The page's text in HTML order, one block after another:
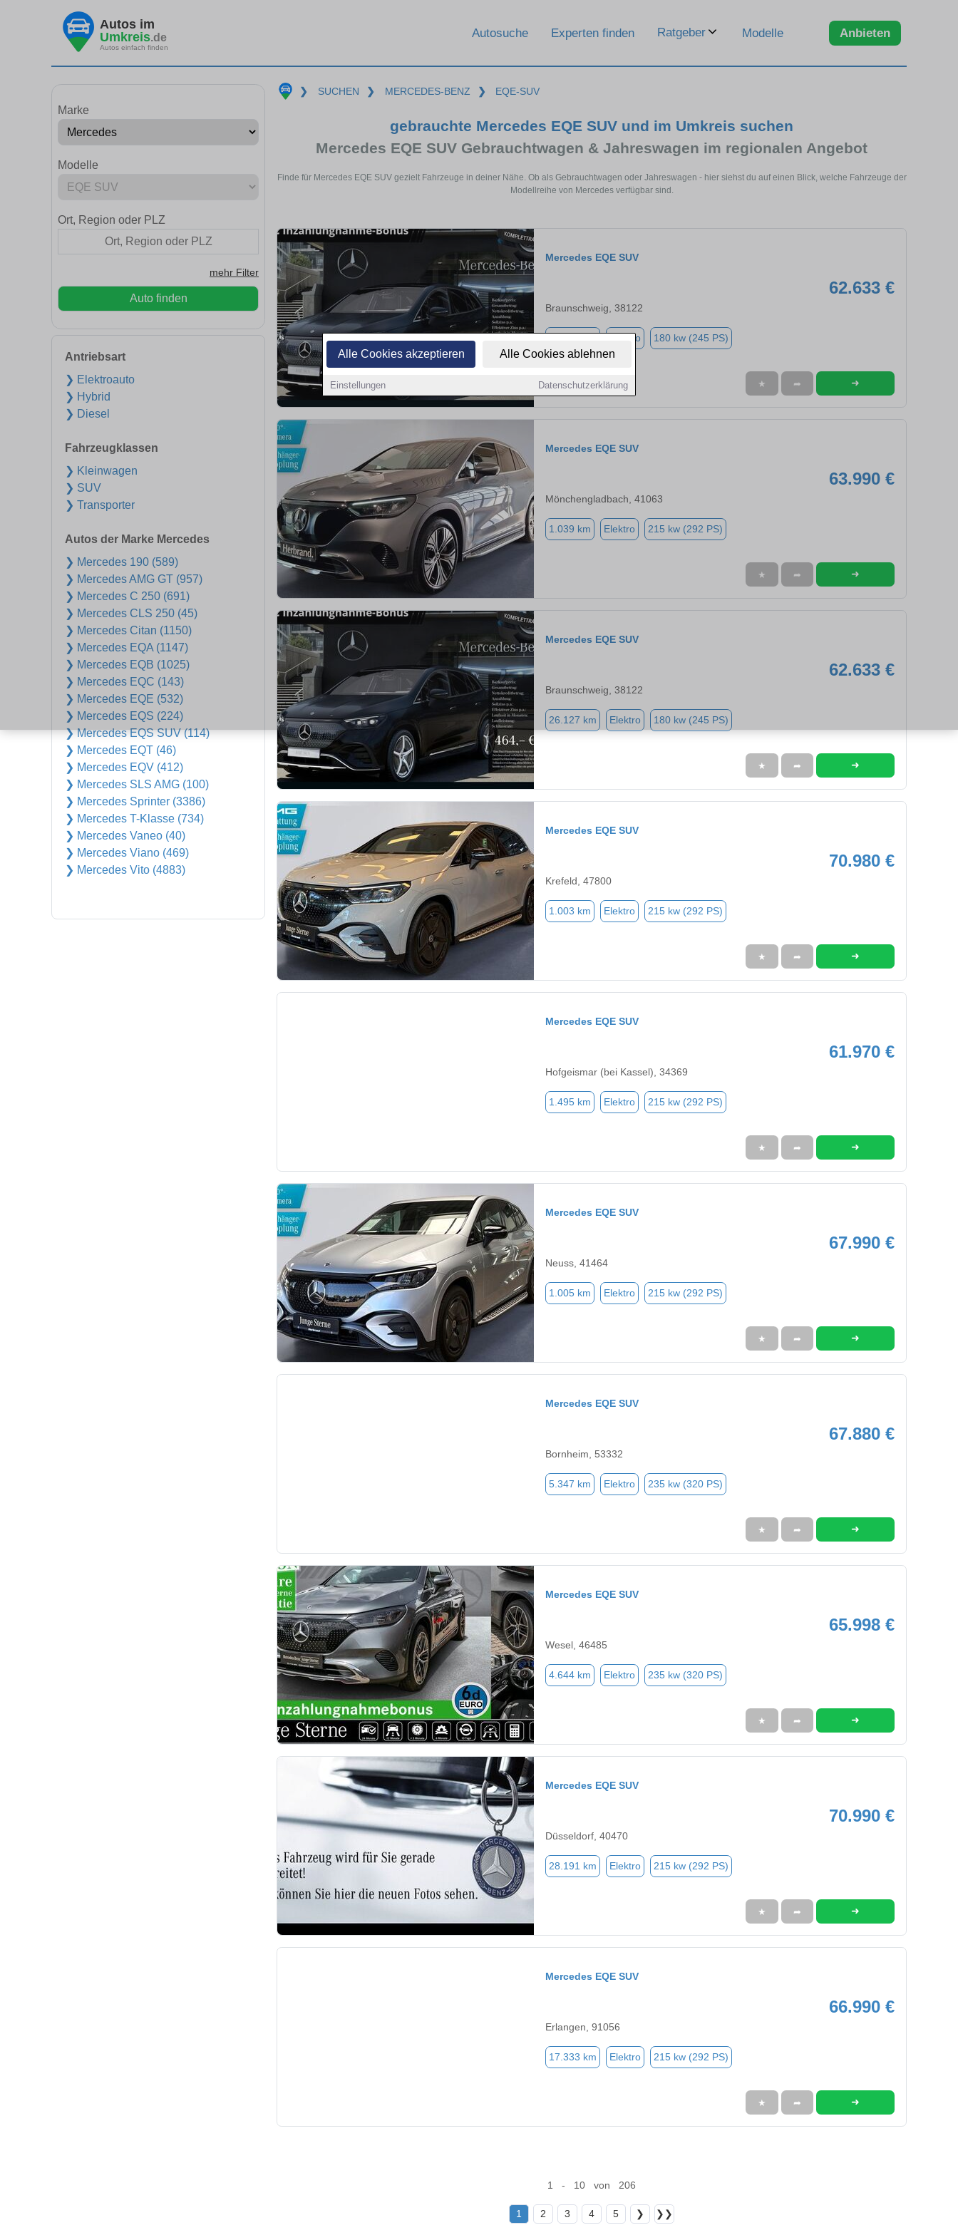
Alle Cookies akzeptieren Alle Cookies ablehnen
Einstellungen Datenschutzerklärung
Autos im
Umkreis.de
Autos einfach finden
Autosuche Experten finden Ratgeber Modelle Anbieten
Marke
Modelle
Ort, Region oder PLZ
mehr Filter
Auto finden
Antriebsart
❯ Elektroauto
❯ Hybrid
❯ Diesel
Fahrzeugklassen
❯ Kleinwagen
❯ SUV
❯ Transporter
Autos der Marke Mercedes
❯ Mercedes 190 (589)
❯ Mercedes AMG GT (957)
❯ Mercedes C 250 (691)
❯ Mercedes CLS 250 (45)
❯ Mercedes Citan (1150)
❯ Mercedes EQA (1147)
❯ Mercedes EQB (1025)
❯ Mercedes EQC (143)
❯ Mercedes EQE (532)
❯ Mercedes EQS (224)
❯ Mercedes EQS SUV (114)
❯ Mercedes EQT (46)
❯ Mercedes EQV (412)
❯ Mercedes SLS AMG (100)
❯ Mercedes Sprinter (3386)
❯ Mercedes T-Klasse (734)
❯ Mercedes Vaneo (40)
❯ Mercedes Viano (469)
❯ Mercedes Vito (4883)
❯ SUCHEN ❯ MERCEDES-BENZ ❯ EQE-SUV
gebrauchte Mercedes EQE SUV und im Umkreis suchen
Mercedes EQE SUV Gebrauchtwagen & Jahreswagen im regionalen Angebot
Finde für Mercedes EQE SUV gezielt Fahrzeuge in deiner Nähe. Ob als Gebrauchtwagen oder Jahreswagen - hier siehst du auf einen Blick, welche Fahrzeuge der
Modellreihe von Mercedes verfügbar sind.
Mercedes EQE SUV
62.633 €
Braunschweig, 38122
Elektro 180 kw (245 PS)
★ ➦ ➜
Mercedes EQE SUV
63.990 €
Mönchengladbach, 41063
1.039 km Elektro 215 kw (292 PS)
★ ➦ ➜
Mercedes EQE SUV
62.633 €
Braunschweig, 38122
26.127 km Elektro 180 kw (245 PS)
★ ➦ ➜
Mercedes EQE SUV
70.980 €
Krefeld, 47800
1.003 km Elektro 215 kw (292 PS)
★ ➦ ➜
Mercedes EQE SUV
61.970 €
Hofgeismar (bei Kassel), 34369
1.495 km Elektro 215 kw (292 PS)
★ ➦ ➜
Mercedes EQE SUV
67.990 €
Neuss, 41464
1.005 km Elektro 215 kw (292 PS)
★ ➦ ➜
Mercedes EQE SUV
67.880 €
Bornheim, 53332
5.347 km Elektro 235 kw (320 PS)
★ ➦ ➜
Mercedes EQE SUV
65.998 €
Wesel, 46485
4.644 km Elektro 235 kw (320 PS)
★ ➦ ➜
Mercedes EQE SUV
70.990 €
Düsseldorf, 40470
28.191 km Elektro 215 kw (292 PS)
★ ➦ ➜
Mercedes EQE SUV
66.990 €
Erlangen, 91056
17.333 km Elektro 215 kw (292 PS)
★ ➦ ➜
1 - 10 von 206
1 2 3 4 5 ❯ ❯❯